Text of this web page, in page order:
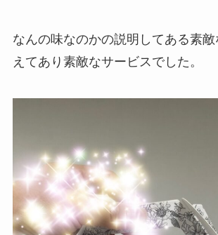
なんの味なのかの説明してある素
えてあり素敵なサービスでした。